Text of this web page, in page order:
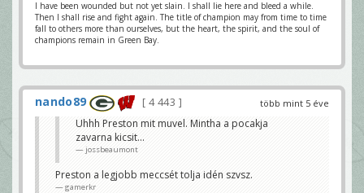
I have been wounded but not yet slain. I shall lie here and bleed a while.
Then I shall rise and fight again. The title of champion may from time to time
fall to others more than ourselves, but the heart, the spirit, and the soul of
champions remain in Green Bay.
több mint 5 éve
nando89
4 443
Uhhh Preston mit muvel. Mintha a pocakja
zavarna kicsit...
jossbeaumont
Preston a legjobb meccsét tolja idén szvsz.
gamerkr